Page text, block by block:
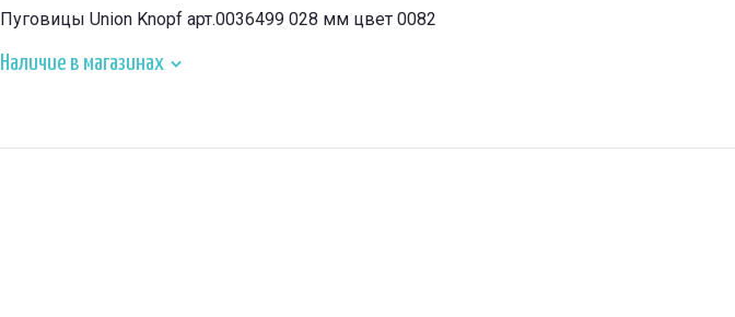
Пуговицы Union Knopf арт.0036499 028 мм цвет 0082
Наличие в магазинах